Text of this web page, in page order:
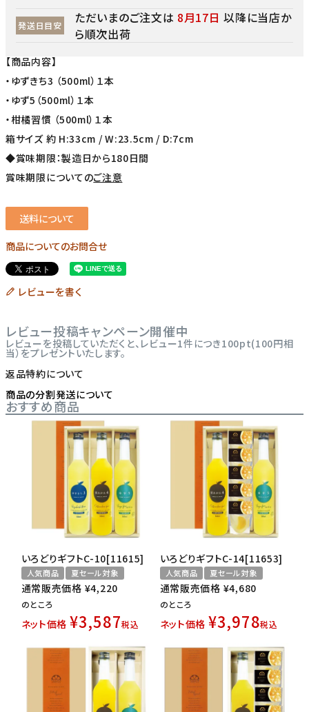
発送日目安 ただいまのご注文は 8月17日 以降に当店か
ら順次出荷
【商品内容】
・ゆずきち3 （500ml）１本
・ゆず5（500ml）１本
・柑橘習慣 （500ml）１本
箱サイズ 約 H:33cm / W:23.5cm / D:7cm
◆賞味期限：製造日から180日間
賞味期限についてのご注意
送料について
商品についてのお問合せ
レビューを書く
レビュー投稿キャンペーン開催中
レビューを投稿していただくと、レビュー1件につき100pt(100円相
当）をプレゼントいたします。
返品特約について
商品の分割発送について
おすすめ商品
いろどりギフトC-10[11615]
人気商品 夏セール対象
通常販売価格 ¥4,220
のところ
ネット価格 ¥3,587税込
いろどりギフトC-14[11653]
人気商品 夏セール対象
通常販売価格 ¥4,680
のところ
ネット価格 ¥3,978税込